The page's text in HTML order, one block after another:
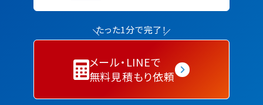
たった1分で完了！
メール・LINEで
無料見積もり依頼